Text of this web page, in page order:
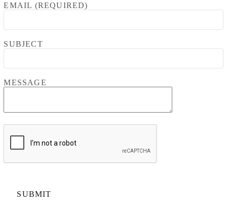
EMAIL (REQUIRED)
SUBJECT
MESSAGE